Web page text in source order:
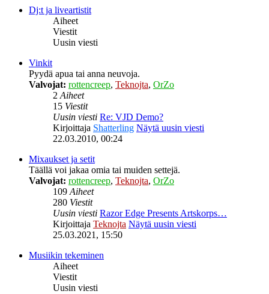
Dj:t ja liveartistit
Aiheet
Viestit
Uusin viesti
Vinkit
Pyydä apua tai anna neuvoja.
Valvojat: rottencreep, Teknojta, OrZo
2Aiheet
15 Viestit
Uusin viesti Re: VJD Demo?
Kirjoittaja Shatterling Näytä uusin viesti
22.03.2010, 00:24
Mixaukset ja setit
Täällä voi jakaa omia tai muiden settejä.
Valvojat: rottencreep, Teknojta, OrZo
109Aiheet
280 Viestit
Uusin viesti Razor Edge Presents Artskorps…
Kirjoittaja Teknojta Näytä uusin viesti
25.03.2021, 15:50
Musiikin tekeminen
Aiheet
Viestit
Uusin viesti